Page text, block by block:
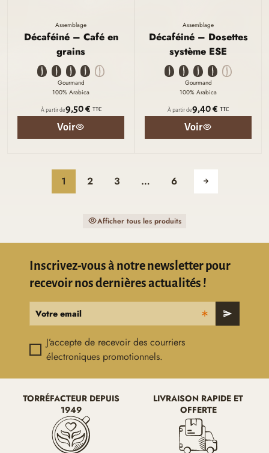
Assemblage
Décaféiné – Café en
grains
Gourmand
100% Arabica
À partir de9,50 € TTC
Voir
Assemblage
Décaféiné – Dosettes
système ESE
Gourmand
100% Arabica
À partir de9,40 € TTC
Voir
1 2 3 … 6
Afficher tous les produits
Inscrivez-vous à notre newsletter pour
recevoir nos dernières actualités !
Votre email send
J’accepte de recevoir des courriers
électroniques promotionnels.
TORRÉFACTEUR DEPUIS
1949
LIVRAISON RAPIDE ET
OFFERTE